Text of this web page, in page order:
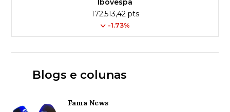
Ibovespa
172,513,42 pts
-1.73%
Blogs e colunas
Fama News